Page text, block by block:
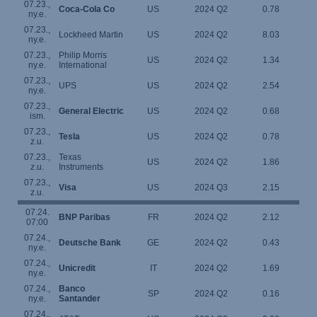
07.23.,
ny.e.
Coca-Cola Co US 2024 Q2 0.78
07.23.,
ny.e.
Lockheed Martin US 2024 Q2 8.03
07.23.,
ny.e.
Philip Morris
International
US 2024 Q2 1.34
07.23.,
ny.e.
UPS US 2024 Q2 2.54
07.23.,
ism.
General Electric US 2024 Q2 0.68
07.23.,
z.u.
Tesla US 2024 Q2 0.78
07.23.,
z.u.
Texas
Instruments
US 2024 Q2 1.86
07.23.,
z.u.
Visa US 2024 Q3 2.15
07.24.
07:00
BNP Paribas FR 2024 Q2 2.12
07.24.,
ny.e.
Deutsche Bank GE 2024 Q2 0.43
07.24.,
ny.e.
Unicredit IT 2024 Q2 1.69
07.24.,
ny.e.
Banco
Santander
SP 2024 Q2 0.16
07.24.,